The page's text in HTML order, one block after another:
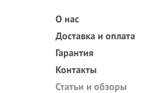
О нас
Доставка и оплата
Гарантия
Контакты
Статьи и обзоры